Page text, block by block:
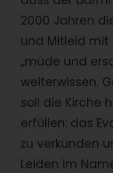
2000 Jahren
und Mitleid mit
„müde und
weiterwissen.
soll die Kirche
erfüllen: das
zu verkünden
Leiden im